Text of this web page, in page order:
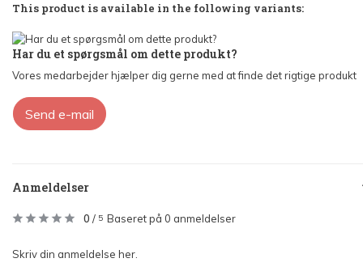
This product is available in the following variants:
Har du et spørgsmål om dette produkt?
Vores medarbejder hjælper dig gerne med at finde det rigtige produkt
Send e-mail
Anmeldelser
0 / 5 Baseret på 0 anmeldelser
Skriv din anmeldelse her.